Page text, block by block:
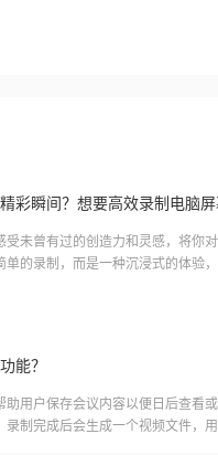
未曾有过的创造力和灵感，将你
的录制，而是一种沉浸式的体验
能？
用户保存会议内容以便日后查看
制完成后会生成一个视频文件，